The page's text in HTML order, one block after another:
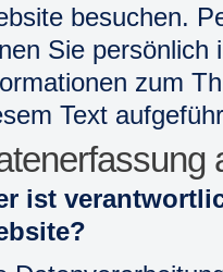
besuchen.
Sie persönlich
zum
Text
ist